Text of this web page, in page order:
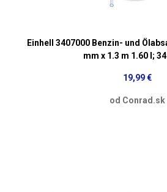
Einhell 3407000 Benzin- und
mm x 1.3 m 1.60 l;
19,99 €
od Conrad.sk